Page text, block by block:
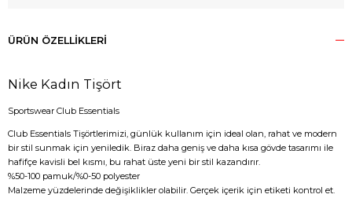
ÜRÜN ÖZELLIKLERI
Nike Kadın Tişört
Sportswear Club Essentials
Club Essentials Tişörtlerimizi, günlük kullanım için ideal olan, rahat ve modern
bir stil sunmak için yeniledik. Biraz daha geniş ve daha kısa gövde tasarımı ile
hafifçe kavisli bel kısmı, bu rahat üste yeni bir stil kazandırır.
%50-100 pamuk/%0-50 polyester
Malzeme yüzdelerinde değişiklikler olabilir. Gerçek içerik için etiketi kontrol et.